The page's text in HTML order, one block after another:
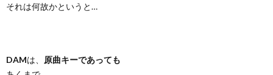
それは何故かというと…
DAMは、 原曲キーであっても